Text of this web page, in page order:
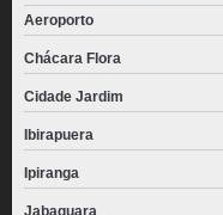
Aeroporto
Chácara Flora
Cidade Jardim
Ibirapuera
Ipiranga
Jabaquara